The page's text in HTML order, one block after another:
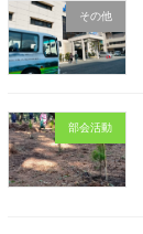
その他
部会活動